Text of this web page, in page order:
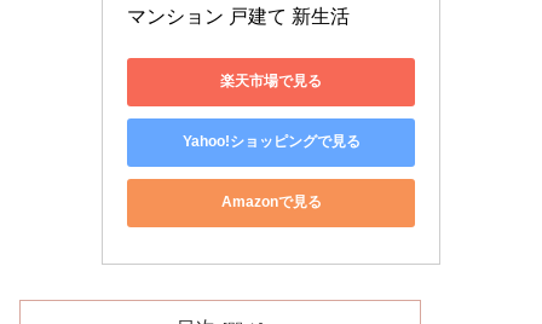
マンション 戸建て 新生活
楽天市場で見る
Yahoo!ショッピングで見る
Amazonで見る